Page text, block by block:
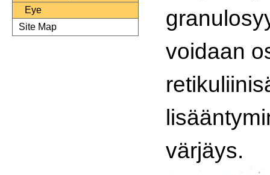
Eye
Site Map
voidaan
värjäys.